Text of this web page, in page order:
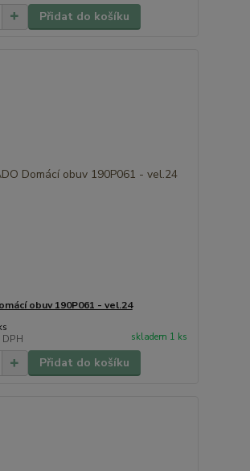
Přidat do košíku
obuv 190P061 - vel.24
skladem 1 ks
Přidat do košíku